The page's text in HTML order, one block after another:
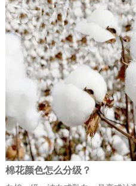
棉花颜色怎么分级？